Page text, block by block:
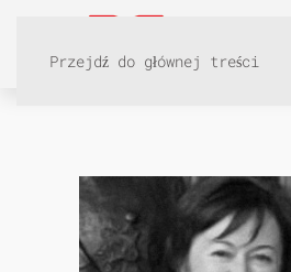
Przejdź do głównej treści